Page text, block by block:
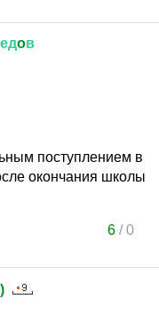
oв
поступлением в
окончания школы
6/0